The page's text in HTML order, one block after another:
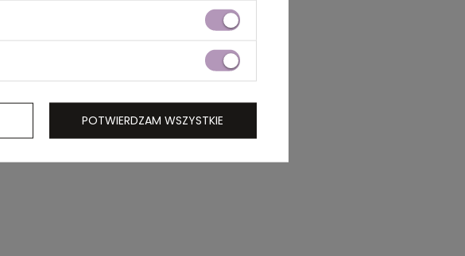
POTWIERDZAM WSZYSTKIE